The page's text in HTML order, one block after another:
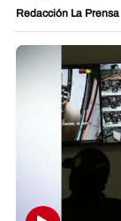
Redacción La Prensa